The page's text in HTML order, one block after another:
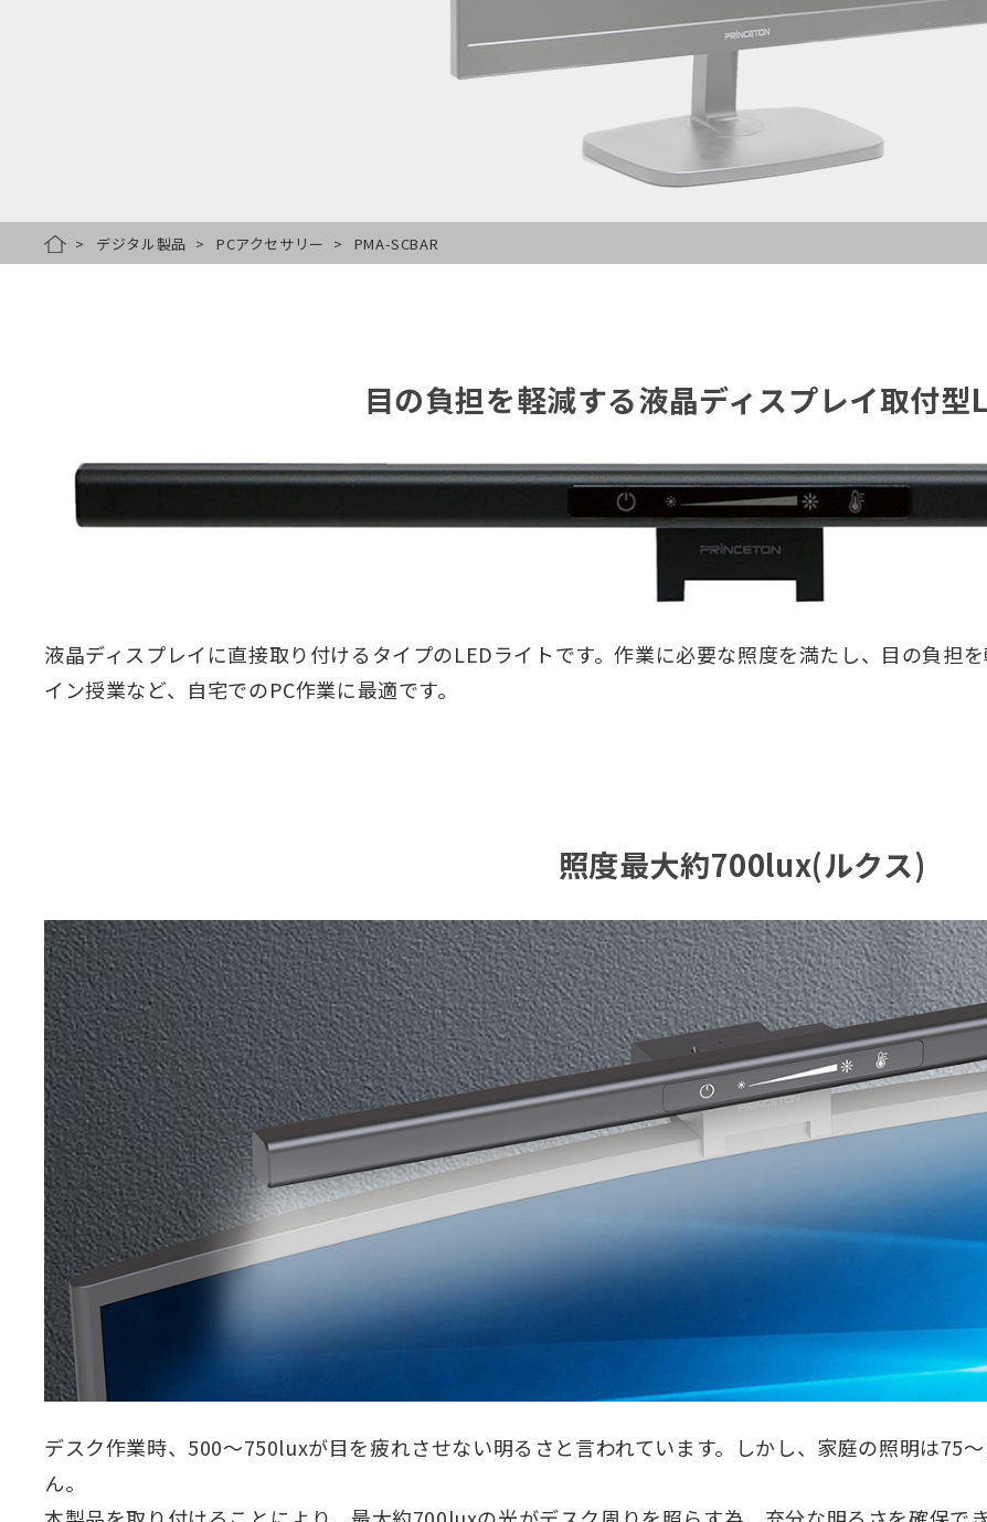
HOMEデジタル製品 PCアクセサリー PMA-SCBAR
目の負担を軽減する液晶ディスプレイ取付型
液晶ディスプレイに直接取り付けるタイプのLEDライトです。作業に必要な照度を満たし、目の負担
イン授業など、自宅でのPC作業に最適です。
照度最大約700lux(ルクス)
デスク作業時、500～750luxが目を疲れさせない明るさと言われています。しかし、家庭の照明は75
ん。